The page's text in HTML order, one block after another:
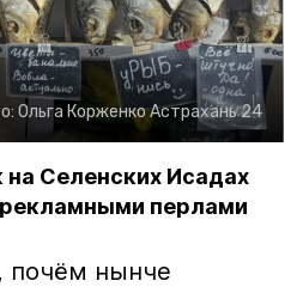
Ольга КорженкоАстрахань 24
Селенских Исадах
перлами
почём нынче